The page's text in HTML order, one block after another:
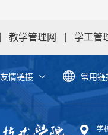
教学管理网 学工管
友情链接 常用链
学